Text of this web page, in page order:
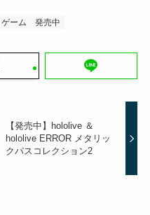
ゲーム 発売中
【発売中】hololive ＆
hololive ERROR メタリッ
クパスコレクション2